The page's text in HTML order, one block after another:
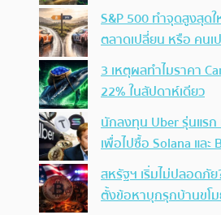
S&P 500 ทำจุดสูงสุด
ตลาดเปลี่ยน หรือ คนเ
3 เหตุผลทำไมราคา
22% ในสัปดาห์เดียว
นักลงทุน Uber รุ่นแรก
เพื่อไปซื้อ Solana และ
สหรัฐฯ เริ่มไม่ปลอดภั
ตั้งข้อหาบุกรุกบ้านขโ